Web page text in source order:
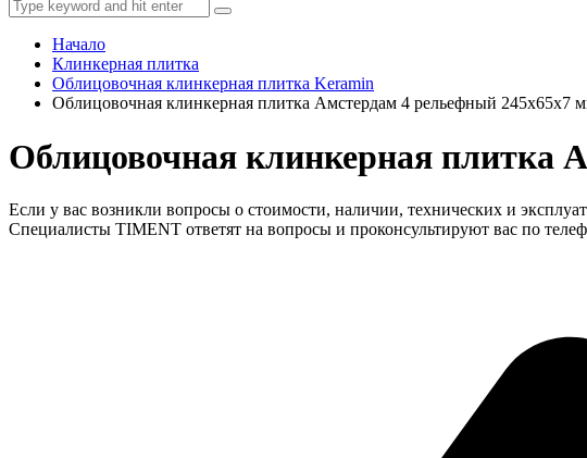
Начало
Клинкерная плитка
Облицовочная клинкерная плитка Keramin
Облицовочная клинкерная плитка Амстердам 4 рельефный 245х65х7
Облицовочная клинкерная плитка
Если у вас возникли вопросы о стоимости, наличии, технических и
Специалисты TIMENT ответят на вопросы и проконсультируют вас по